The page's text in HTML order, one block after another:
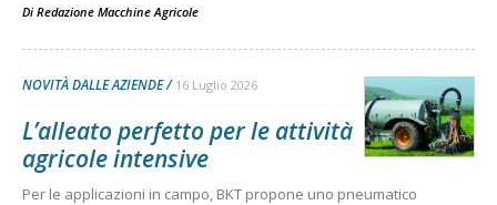
Di Redazione Macchine Agricole
NOVITÀ DALLE AZIENDE 16 Luglio 2026
L’alleato perfetto per le attività
agricole intensive
Per le applicazioni in campo, BKT propone uno pneumatico